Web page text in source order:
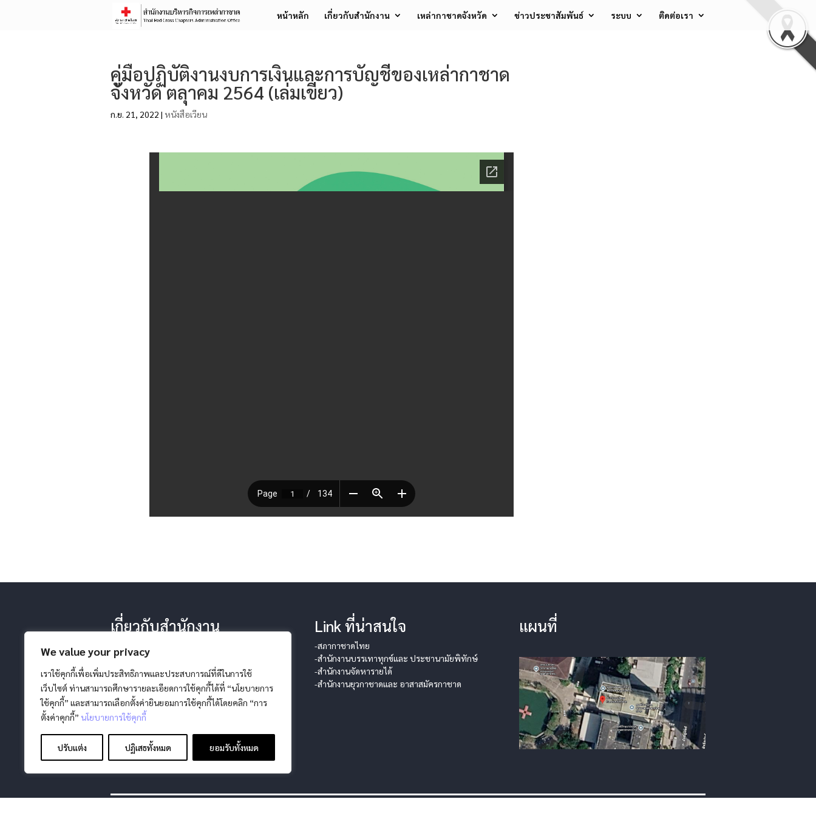
We value your privacy
เราใช้คุกกี้เพื่อเพิ่มประสิทธิภาพและประสบการณ์ที่ดีในการใช้
เว็บไซต์ ท่านสามารถศึกษารายละเอียดการใช้คุกกี้ได้ที่ “นโยบายการ
ใช้คุกกี้” และสามารถเลือกตั้งค่ายินยอมการใช้คุกกี้ได้โดยคลิก “การ
ตั้งค่าคุกกี้” นโยบายการใช้คุกกี้
ปรับแต่ง ปฏิเสธทั้งหมด ยอมรับทั้งหมด
หน้าหลัก เกี่ยวกับสำนักงาน เหล่ากาชาดจังหวัด ข่าวประชาสัมพันธ์ ระบบ ติดต่อเรา
คู่มือปฏิบัติงานงบการเงินและการบัญชีของเหล่ากาชาด
จังหวัด ตลุาคม 2564 (เล่มเขียว)
ก.ย. 21, 2022 | หนังสือเวียน
เกี่ยวกับสำนักงาน
-โครงสร้างสำนักงาน
-วิสัยทัศน์ พันธกิจ
Link ที่น่าสนใจ
-สภากาชาดไทย
-สำนักงานบรรเทาทุกข์และ ประชานามัยพิทักษ์
-สำนักงานจัดหารายได้
-สำนักงานยุวกาชาดและ อาสาสมัครกาชาด
แผนที่